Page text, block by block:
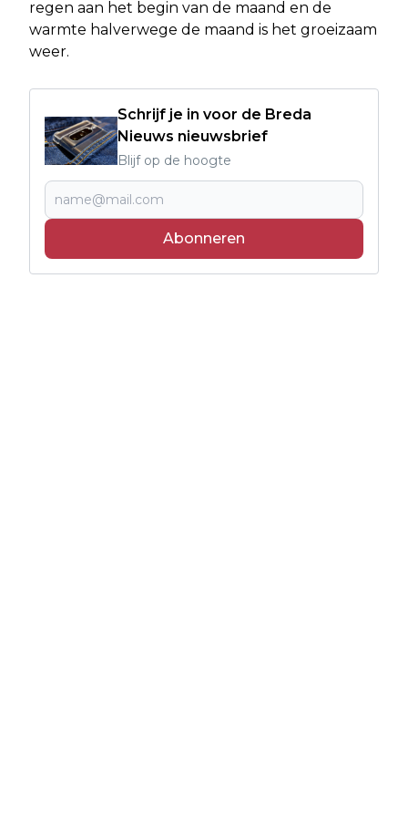
regen aan het begin van de maand en de
warmte halverwege de maand is het groeizaam
weer.
Schrijf je in voor de Breda
Nieuws nieuwsbrief
Blijf op de hoogte
Abonneren